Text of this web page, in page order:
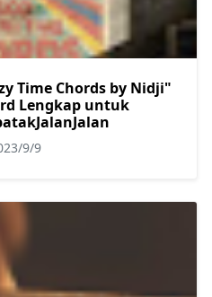
Time Chords by Nidji"
Lengkap untuk
9/9